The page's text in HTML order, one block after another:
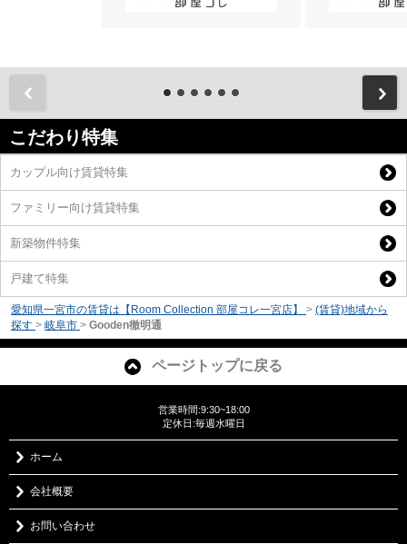
こだわり特集
カップル向け賃貸特集
ファミリー向け賃貸特集
新築物件特集
戸建て特集
愛知県一宮市の賃貸は【Room Collection 部屋コレ一宮店】 > (賃貸)地域から
探す > 岐阜市 > Gooden徹明通
ページトップに戻る
営業時間:9:30~18:00
定休日:毎週水曜日
ホーム
会社概要
お問い合わせ